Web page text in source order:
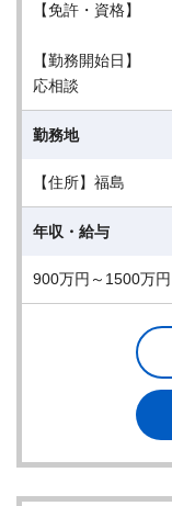
【免許・資格】
【勤務開始日】
応相談
勤務地
【住所】福島
年収・給与
900万円～1500万